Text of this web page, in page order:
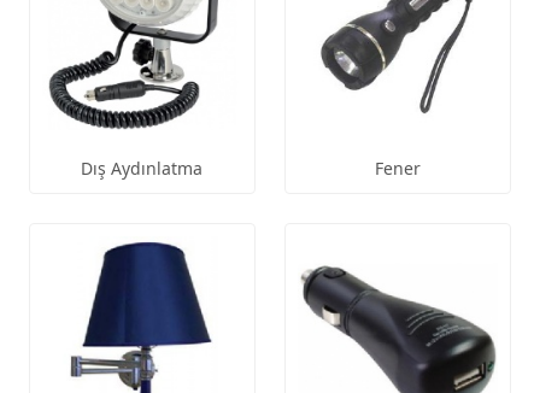
Dış Aydınlatma Fener